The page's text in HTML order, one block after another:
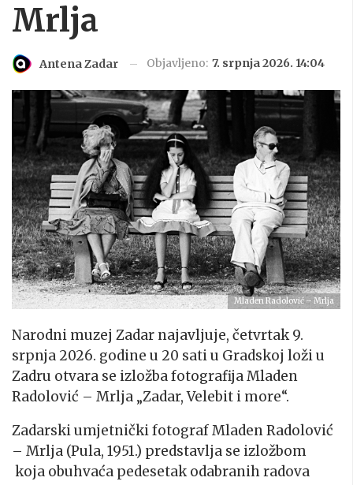
Mrlja
Antena Zadar Objavljeno: 7. srpnja 2026. 14:04
Mladen Radolović – Mrlja
Narodni muzej Zadar najavljuje, četvrtak 9.
srpnja 2026. godine u 20 sati u Gradskoj loži u
Zadru otvara se izložba fotografija Mladen
Radolović – Mrlja „Zadar, Velebit i more“.
Zadarski umjetnički fotograf Mladen Radolović
– Mrlja (Pula, 1951.) predstavlja se izložbom
koja obuhvaća pedesetak odabranih radova